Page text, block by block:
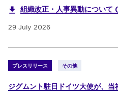
組織改正・人事異動につい
29 July 2026
プレスリリース その他
ジグムント駐日ドイツ大使が、